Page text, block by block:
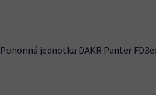
Pohonná jednotka DAKR Panter